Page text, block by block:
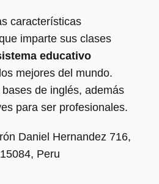
características
imparte sus clases
educativo
mejores del mundo.
de inglés, además
para ser profesionales.
Daniel Hernandez 716,
Peru